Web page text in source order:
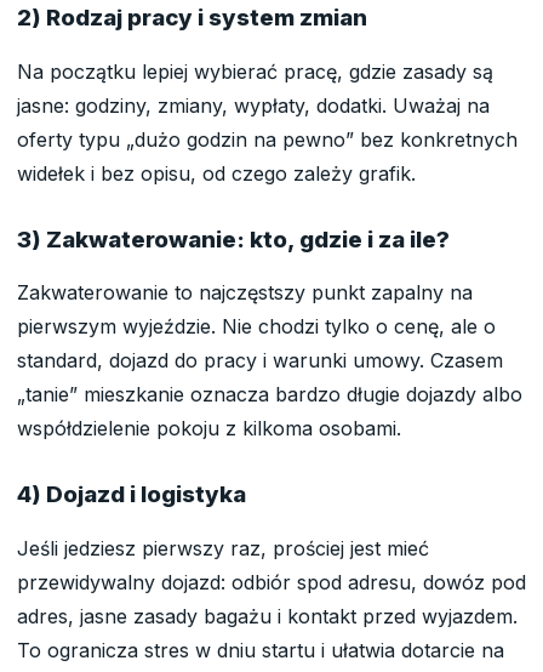
2) Rodzaj pracy i system zmian
Na początku lepiej wybierać pracę, gdzie zasady są
jasne: godziny, zmiany, wypłaty, dodatki. Uważaj na
oferty typu „dużo godzin na pewno” bez konkretnych
widełek i bez opisu, od czego zależy grafik.
3) Zakwaterowanie: kto, gdzie i za ile?
Zakwaterowanie to najczęstszy punkt zapalny na
pierwszym wyjeździe. Nie chodzi tylko o cenę, ale o
standard, dojazd do pracy i warunki umowy. Czasem
„tanie” mieszkanie oznacza bardzo długie dojazdy albo
współdzielenie pokoju z kilkoma osobami.
4) Dojazd i logistyka
Jeśli jedziesz pierwszy raz, prościej jest mieć
przewidywalny dojazd: odbiór spod adresu, dowóz pod
adres, jasne zasady bagażu i kontakt przed wyjazdem.
To ogranicza stres w dniu startu i ułatwia dotarcie na